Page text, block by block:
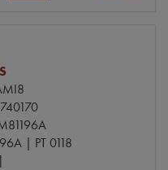
| PT 0118